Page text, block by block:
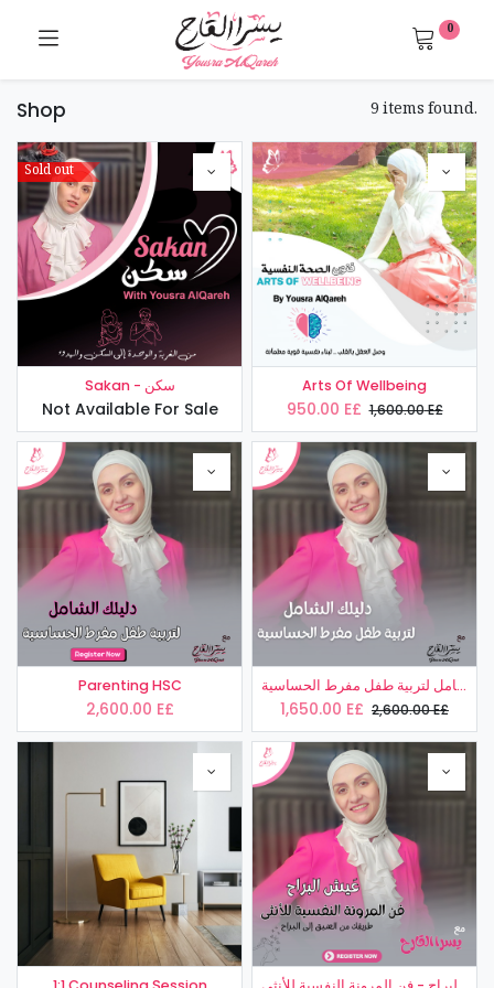
0
Shop 9 items found.
Sold out
Sakan - سكن
Not Available For Sale
Arts Of Wellbeing
950.00 E£ 1,600.00E£
Parenting HSC
2,600.00 E£
دليلك الشامل لتربية طفل مفرط الحساسية
1,650.00 E£ 2,600.00E£